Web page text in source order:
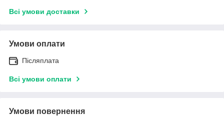
Всі умови доставки
Умови оплати
Післяплата
Всі умови оплати
Умови повернення